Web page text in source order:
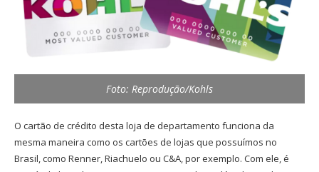
Foto: Reprodução/Kohls
O cartão de crédito desta loja de departamento funciona da
mesma maneira como os cartões de lojas que possuímos no
Brasil, como Renner, Riachuelo ou C&A, por exemplo. Com ele, é